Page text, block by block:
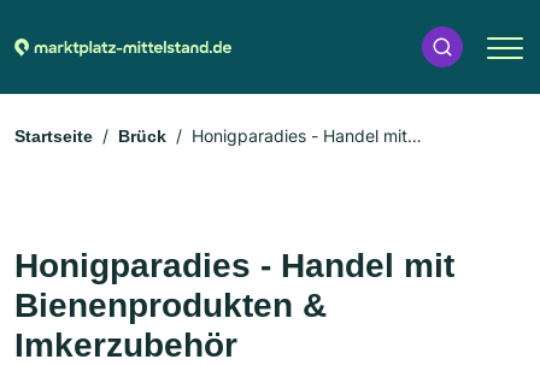
Startseite Brück
Honigparadies - Handel mit
Honigparadies - Handel mit
Bienenprodukten &
Imkerzubehör